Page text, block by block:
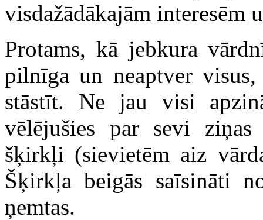
visdažādākajām interesēm
Protams, kā jebkura
pilnīga un neaptver
stāstīt. Ne jau visi
vēlējušies par sevi
šķirkļi (sievietēm aiz
Šķirkļa beigās saīsināti
ņemtas.